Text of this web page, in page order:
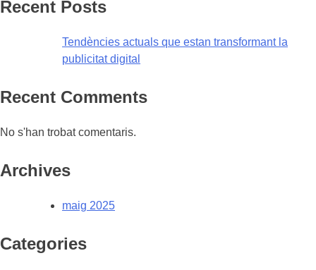
Recent Posts
Tendències actuals que estan transformant la
publicitat digital
Recent Comments
No s'han trobat comentaris.
Archives
maig 2025
Categories